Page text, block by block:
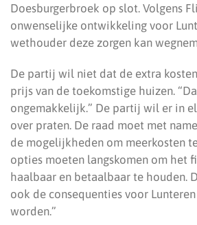
Doesburgerbroek op slot. Volgens
onwenselijke ontwikkeling voor
wethouder deze zorgen kan
De partij wil niet dat de extra
prijs van de toekomstige huizen.
ongemakkelijk.” De partij wil er in
over praten. De raad moet met
de mogelijkheden om meerkosten
opties moeten langskomen om het
haalbaar en betaalbaar te houden.
ook de consequenties voor
worden.”